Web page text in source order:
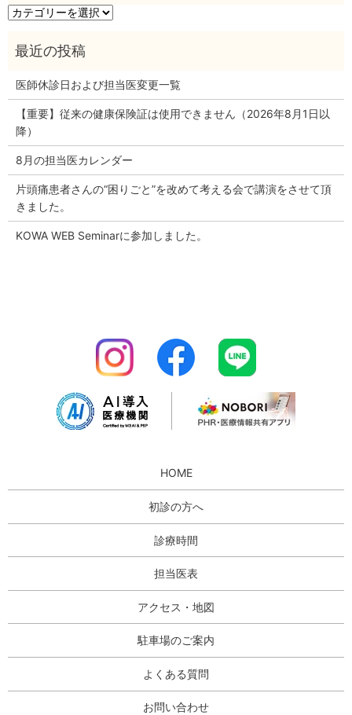
カ
ゴ
リ
医師休診日および担当医変更一覧
【重要】従来の健康保険証は使用できません（2026年8月1日以
降）
8月の担当医カレンダー
片頭痛患者さんの“困りごと”を改めて考える会で講演をさせて頂
きました。
KOWA WEB Seminarに参加しました。
HOME
初診の方へ
診療時間
担当医表
アクセス・地図
駐車場のご案内
よくある質問
お問い合わせ